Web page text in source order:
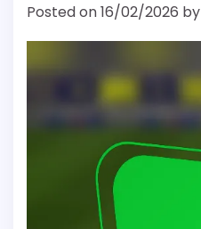
Posted on16/02/2026 by